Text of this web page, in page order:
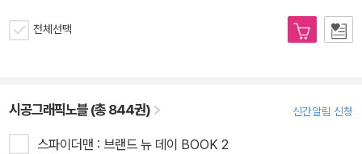
전체선택
시공그래픽노블 (총 844권) 신간알림 신청
스파이더맨 : 브랜드 뉴 데이 BOOK 2